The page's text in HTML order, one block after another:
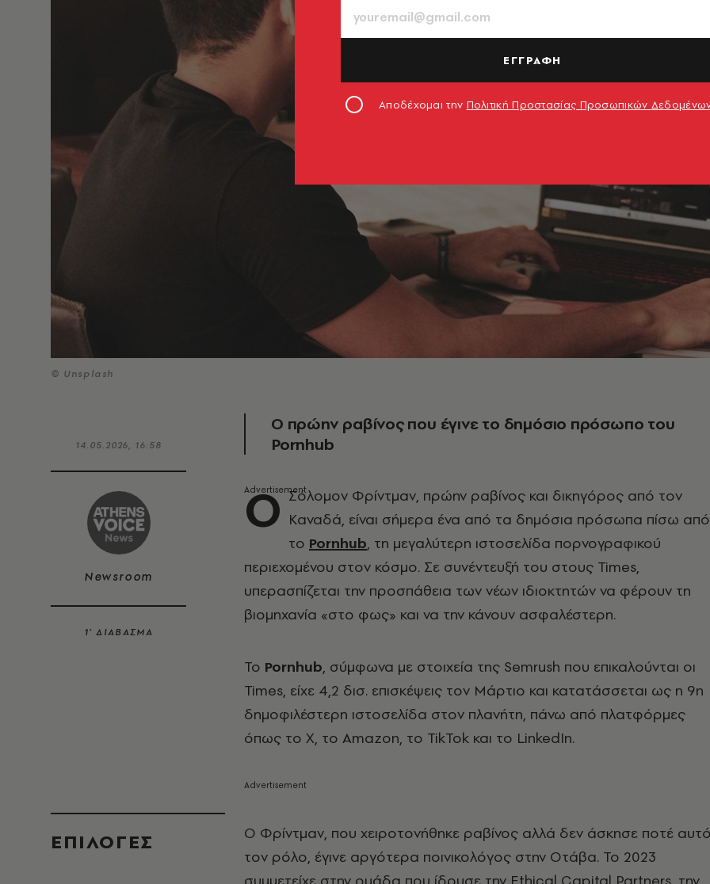
© Unsplash
14.05.2026, 16:58
Newsroom
1’ ΔΙΑΒΑΣΜΑ
EΠΙΛΟΓΈΣ
Ο πρώην ραβίνος που έγινε το δημόσιο πρόσωπο του
Pornhub
Ο Σόλομον Φρίντμαν, πρώην ραβίνος και δικηγόρος από τον
Καναδά, είναι σήμερα ένα από τα δημόσια πρόσωπα πίσω από
το Pornhub, τη μεγαλύτερη ιστοσελίδα πορνογραφικού
περιεχομένου στον κόσμο. Σε συνέντευξή του στους Times,
υπερασπίζεται την προσπάθεια των νέων ιδιοκτητών να φέρουν τη
βιομηχανία «στο φως» και να την κάνουν ασφαλέστερη.
Το Pornhub, σύμφωνα με στοιχεία της Semrush που επικαλούνται οι
Times, είχε 4,2 δισ. επισκέψεις τον Μάρτιο και κατατάσσεται ως η 9η
δημοφιλέστερη ιστοσελίδα στον πλανήτη, πάνω από πλατφόρμες
όπως το X, το Amazon, το TikTok και το LinkedIn.
Ο Φρίντμαν, που χειροτονήθηκε ραβίνος αλλά δεν άσκησε ποτέ
τον ρόλο, έγινε αργότερα ποινικολόγος στην Οτάβα. Το 2023
ΕΓΓΡΑΦΗ
Αποδέχομαι την Πολιτική Προστασίας Προσωπικών